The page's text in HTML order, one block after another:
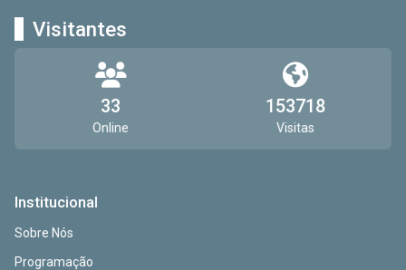
Visitantes
33
Online
153718
Visitas
Institucional
Sobre Nós
Programação